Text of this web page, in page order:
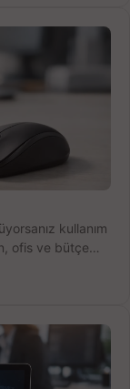
kullanım
ofis ve bütçe